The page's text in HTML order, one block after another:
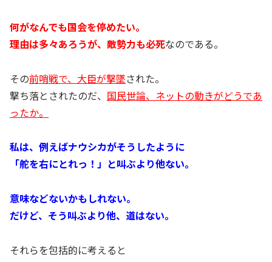
何がなんでも国会を停めたい。
理由は多々あろうが、敵勢力も必死なのである。
その前哨戦で、大臣が撃墜された。
撃ち落とされたのだ、 国民世論、ネットの動きがどうであ
ったか。
私は、例えばナウシカがそうしたように
「舵を右にとれっ！」と叫ぶより他ない。
意味などないかもしれない。
だけど、そう叫ぶより他、道はない。
それらを包括的に考えると